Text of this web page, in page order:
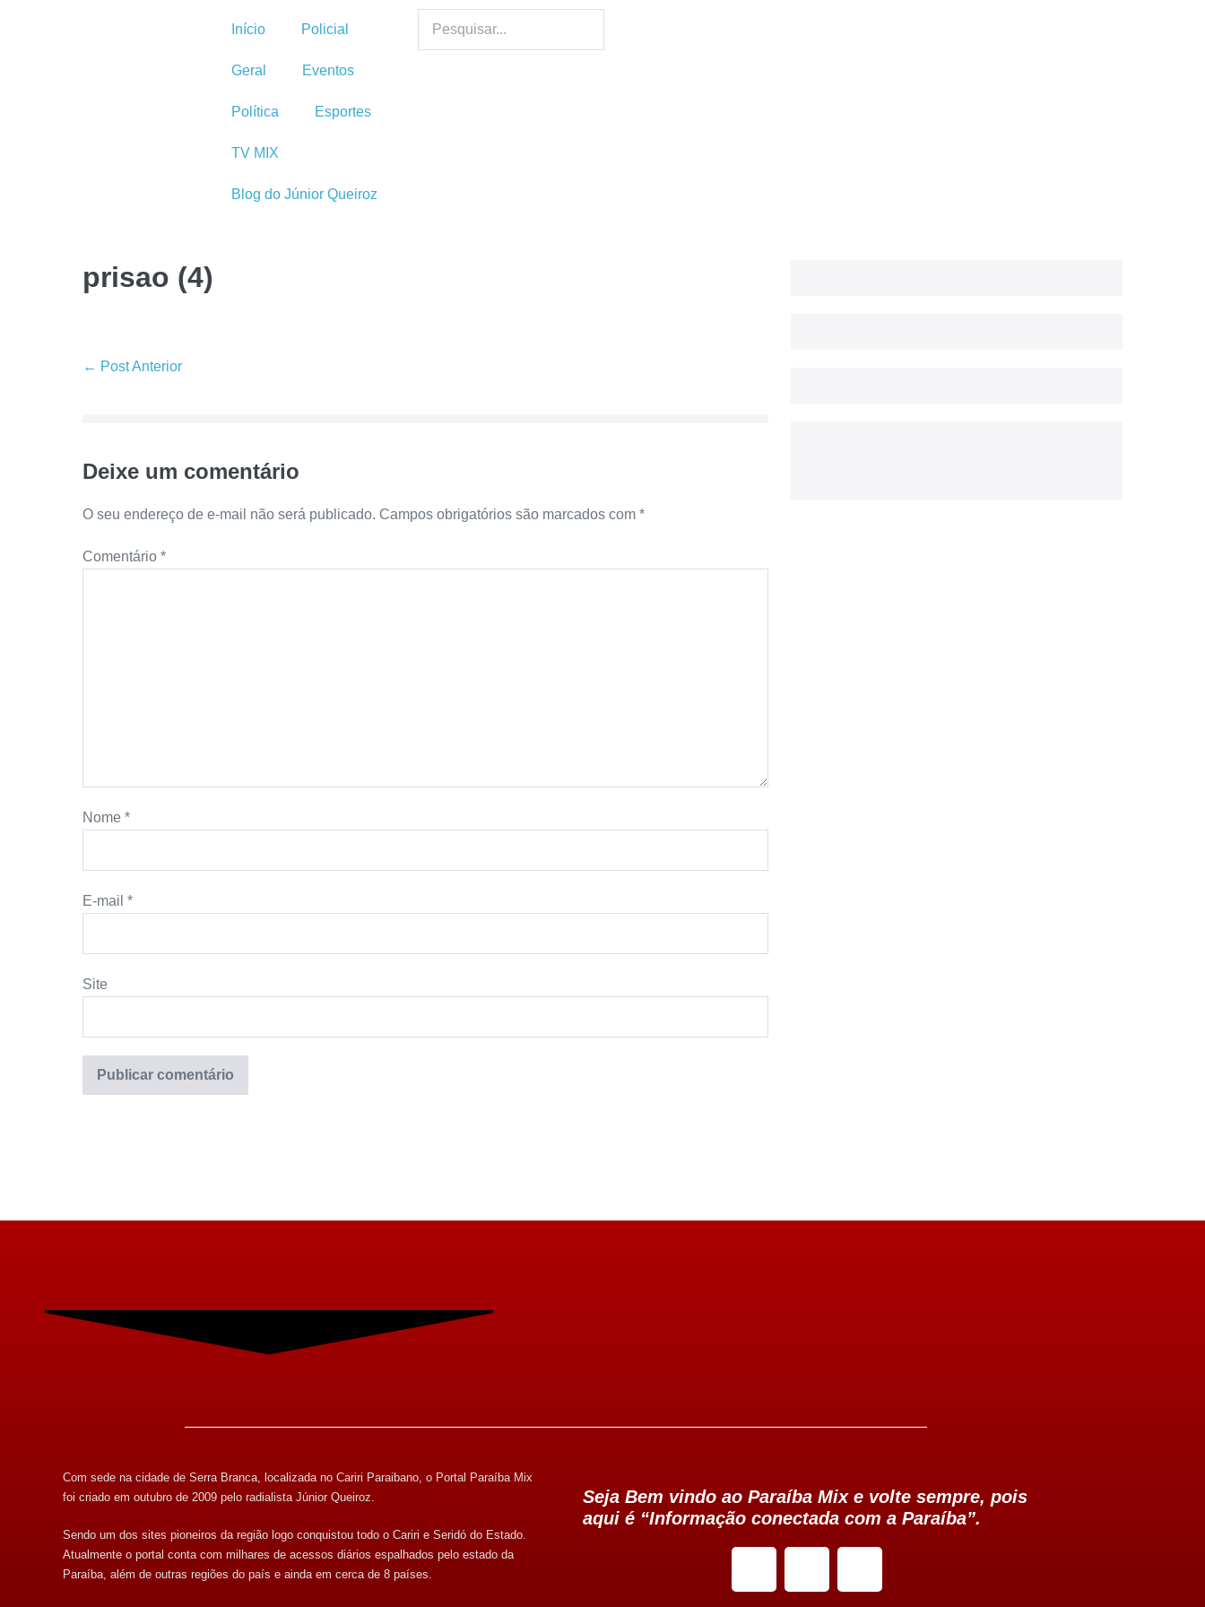
Início Policial
Geral Eventos
Política Esportes
TV MIX
Blog do Júnior Queiroz
prisao (4)
← Post Anterior
Deixe um comentário
O seu endereço de e-mail não será publicado. Campos obrigatórios são marcados com *
Comentário *
Nome *
E-mail *
Site
Com sede na cidade de Serra Branca, localizada no Cariri Paraibano, o Portal Paraíba Mix
foi criado em outubro de 2009 pelo radialista Júnior Queiroz.
Sendo um dos sites pioneiros da região logo conquistou todo o Cariri e Seridó do Estado.
Atualmente o portal conta com milhares de acessos diários espalhados pelo estado da
Paraíba, além de outras regiões do país e ainda em cerca de 8 países.
Seja Bem vindo ao Paraíba Mix e volte sempre, pois
aqui é “Informação conectada com a Paraíba”.